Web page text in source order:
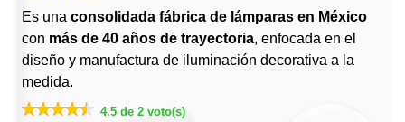
Es una consolidada fábrica de lámparas en México
con más de 40 años de trayectoria, enfocada en el
diseño y manufactura de iluminación decorativa a la
medida.
4.5 de 2 voto(s)